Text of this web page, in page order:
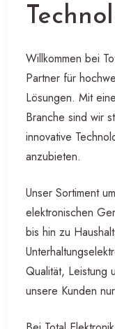
Willkommen bei
Partner für
Lösungen. Mit
Branche sind wir
innovative
anzubieten.
Unser Sortiment
elektronischen
bis hin zu
Qualität, Leistung
unsere Kunden